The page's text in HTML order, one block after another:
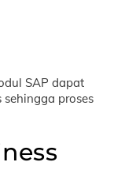
SAP dapat
proses